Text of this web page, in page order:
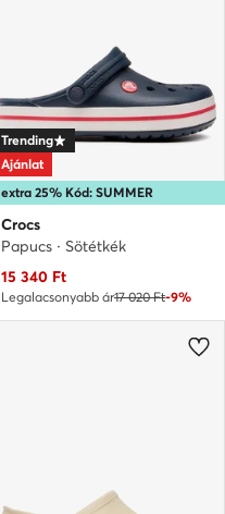
extra 25% Kód: SUMMER
Trending
Ajánlat
Crocs
Papucs · Sötétkék
Aktuális ár
15 340 Ft
Legalacsonyabb ár17 020 Ft-9%